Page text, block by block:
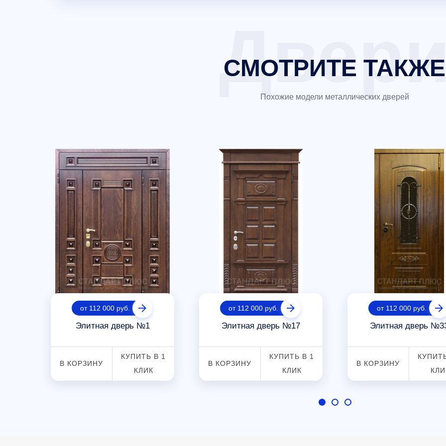
СМОТРИТЕ ТАКЖЕ
Похожие модели металлических дверей
от 112 000 руб.
Элитная дверь №1
В КОРЗИНУ
КУПИТЬ В 1
КЛИК
от 112 000 руб.
Элитная дверь №17
В КОРЗИНУ
КУПИТЬ В 1
КЛИК
от 112 000 руб.
Элитная дверь
В КОРЗИНУ